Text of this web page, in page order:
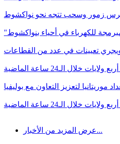
تيرس زمور وسحب تتجه نحو نواكشوط
للكهرباء في أحياء بنواكشوط
تعيينات في عدد من القطاعات
خلال الـ24 ساعة الماضية
موريتانيا لتعزيز التعاون مع بوليفيا
خلال الـ24 ساعة الماضية
عرض المزيد من الأخبار...